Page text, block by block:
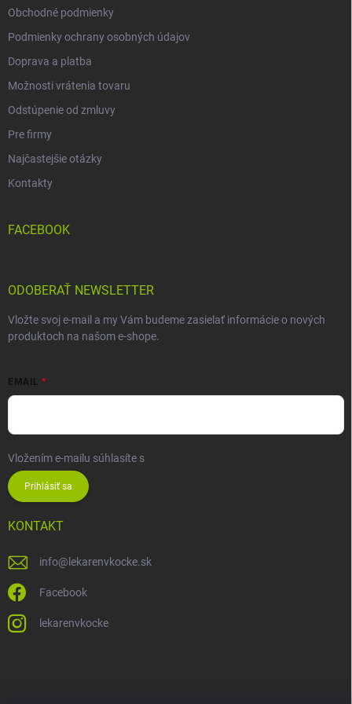
Obchodné podmienky
Podmienky ochrany osobných údajov
Doprava a platba
Možnosti vrátenia tovaru
Odstúpenie od zmluvy
Pre firmy
Najčastejšie otázky
Kontakty
FACEBOOK
ODOBERAŤ NEWSLETTER
Vložte svoj e-mail a my Vám budeme zasielať informácie o nových
produktoch na našom e-shope.
EMAIL
Vložením e-mailu súhlasíte s
Prihlásiť sa
KONTAKT
info@ lekarenvkocke.sk
Facebook
lekarenvkocke